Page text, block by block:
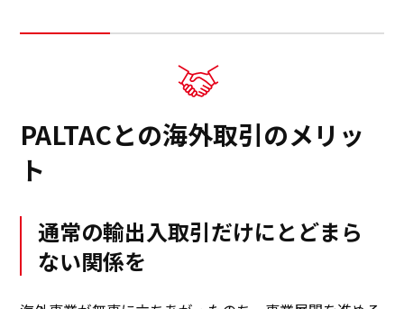
PALTACとの海外取引のメリッ
ト
通常の輸出入取引だけにとどまら
ない関係を